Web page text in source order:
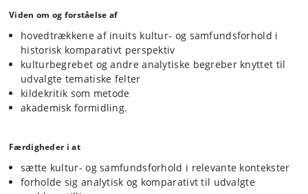
Viden om og forståelse af
hovedtrækkene af inuits kultur- og samfundsforhold i
historisk komparativt perspektiv
kulturbegrebet og andre analytiske begreber knyttet til
udvalgte tematiske felter
kildekritik som metode
akademisk formidling.
Færdigheder i at
sætte kultur- og samfundsforhold i relevante kontekster
forholde sig analytisk og komparativt til udvalgte